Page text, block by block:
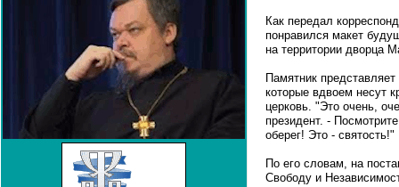
Как передал
понравился макет
на территории дворца
Памятник
которые вдвоем несут
церковь. "Это очень,
президент. -
оберег! Это - святость!"
По его словам, на
Свободу и